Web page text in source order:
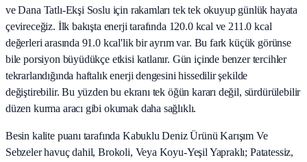
ve Dana Tatlı-Ekşi Soslu için rakamları tek tek okuyup günlük hayata
çevireceğiz. İlk bakışta enerji tarafında 120.0 kcal ve 211.0 kcal
değerleri arasında 91.0 kcal'lik bir ayrım var. Bu fark küçük görünse
bile porsiyon büyüdükçe etkisi katlanır. Gün içinde benzer tercihler
tekrarlandığında haftalık enerji dengesini hissedilir şekilde
değiştirebilir. Bu yüzden bu ekranı tek öğün kararı değil, sürdürülebilir
düzen kurma aracı gibi okumak daha sağlıklı.
Besin kalite puanı tarafında Kabuklu Deniz Ürünü Karışım Ve
Sebzeler havuç dahil, Brokoli, Veya Koyu-Yeşil Yapraklı; Patatessiz,